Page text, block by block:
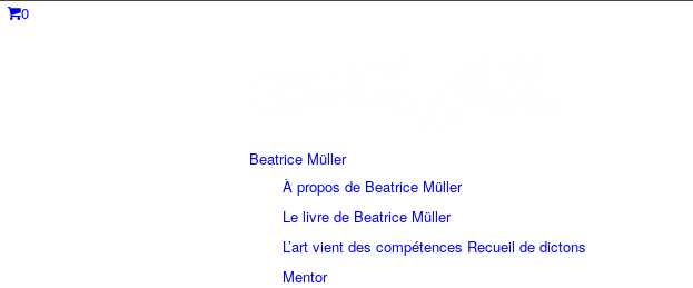
0
Beatrice Müller
À propos de Beatrice Müller
Le livre de Beatrice Müller
L’art vient des compétences Recueil de dictons
Mentor